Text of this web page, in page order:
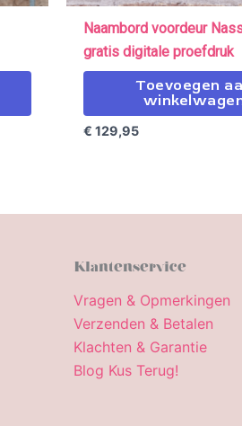
Naambord voordeur
gratis digitale proefdruk
Toevoegen
€ 129,95
Klantenservice
Vragen & Opmerkingen
Verzenden & Betalen
Klachten & Garantie
Blog Kus Terug!